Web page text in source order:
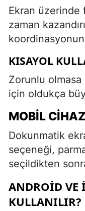
Ekran üzerinde
zaman
KISAYOL
Zorunlu olmasa
için oldukça
MOBIL
Dokunmatik
seçeneği,
seçildikten
ANDROID VE
KULLANILIR?